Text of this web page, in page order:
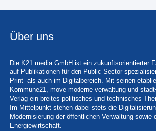
Über uns
Die K21 media GmbH ist ein zukunftsorientierter
auf Publikationen für den Public Sector
Print- als auch im Digitalbereich. Mit seinen
Kommune21, move moderne verwaltung und
Verlag ein breites politisches und technisches
Im Mittelpunkt stehen dabei stets die
Modernisierung der öffentlichen Verwaltung sowie
Energiewirtschaft.